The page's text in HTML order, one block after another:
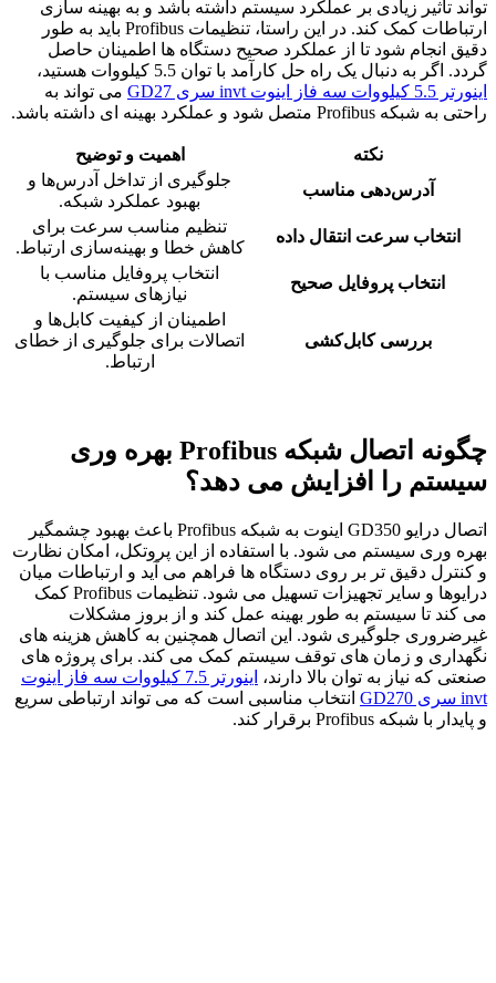
تواند تأثیر زیادی بر عملکرد سیستم داشته باشد و به بهینه سازی
ارتباطات کمک کند. در این راستا، تنظیمات Profibus باید به طور
دقیق انجام شود تا از عملکرد صحیح دستگاه ها اطمینان حاصل
گردد. اگر به دنبال یک راه حل کارآمد با توان 5.5 کیلووات هستید،
اينورتر 5.5 کیلووات سه فاز اینوت invt سری GD27
می تواند به
راحتی به شبکه Profibus متصل شود و عملکرد بهینه ای داشته باشد.
نکته
اهمیت و توضیح
آدرس‌دهی مناسب
جلوگیری از تداخل آدرس‌ها و
بهبود عملکرد شبکه.
انتخاب سرعت انتقال داده
تنظیم مناسب سرعت برای
کاهش خطا و بهینه‌سازی ارتباط.
انتخاب پروفایل صحیح
انتخاب پروفایل مناسب با
نیازهای سیستم.
بررسی کابل‌کشی
اطمینان از کیفیت کابل‌ها و
اتصالات برای جلوگیری از خطای
ارتباط.
چگونه اتصال شبکه Profibus بهره وری
سیستم را افزایش می دهد؟
اتصال درایو GD350 اینوت به شبکه Profibus باعث بهبود چشمگیر
بهره وری سیستم می شود. با استفاده از این پروتکل، امکان نظارت
و کنترل دقیق تر بر روی دستگاه ها فراهم می آید و ارتباطات میان
درایوها و سایر تجهیزات تسهیل می شود. تنظیمات Profibus کمک
می کند تا سیستم به طور بهینه عمل کند و از بروز مشکلات
غیرضروری جلوگیری شود. این اتصال همچنین به کاهش هزینه های
نگهداری و زمان های توقف سیستم کمک می کند. برای پروژه های
صنعتی که نیاز به توان بالا دارند،
اينورتر 7.5 کیلووات سه فاز اینوت
invt سری GD270
انتخاب مناسبی است که می تواند ارتباطی سریع
و پایدار با شبکه Profibus برقرار کند.